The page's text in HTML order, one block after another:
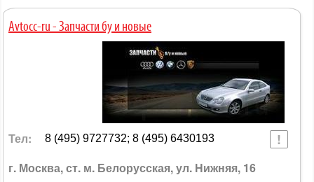
Avtocc-ru - Запчасти бу и новые
Тел: 8 (495) 9727732; 8 (495) 6430193
г. Москва, ст. м. Белорусская, ул. Нижняя, 16